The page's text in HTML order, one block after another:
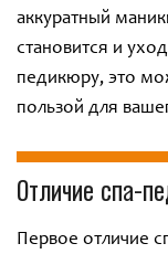
аккуратный
становится и
педикюру, это
пользой для
Отличие спа-
Первое отличие